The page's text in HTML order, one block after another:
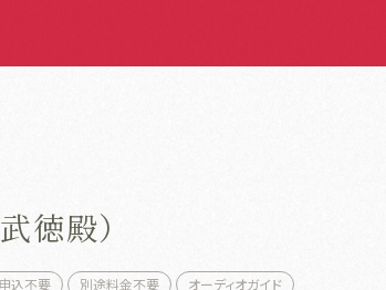
徳殿）
込不要 別途料金不要 オーディオガイド